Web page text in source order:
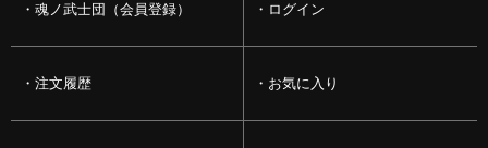
魂ノ武士団（会員登録） ログイン
注文履歴 お気に入り